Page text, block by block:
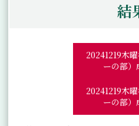
結
20241219木
ーの部）
20241219木
ーの部）